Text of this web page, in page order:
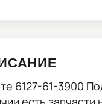
6127-61-3900